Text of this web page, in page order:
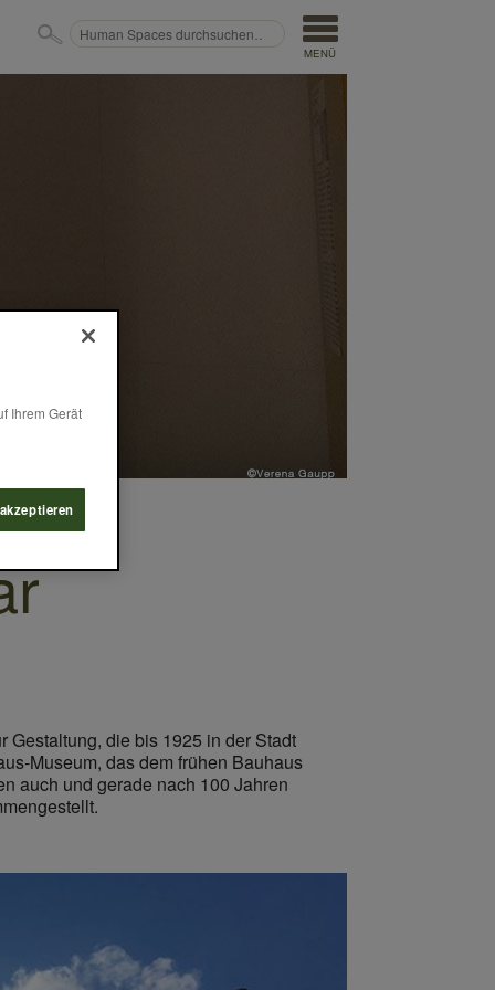
MENÜ
die bis 1925 in der Stadt
Museum, das dem frühen Bauhaus
auch und gerade nach 100 Jahren
Ihrem Gerät